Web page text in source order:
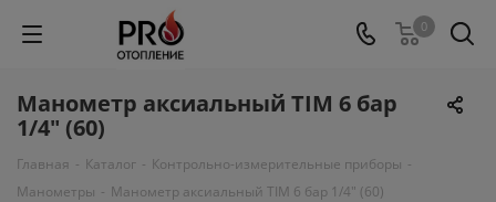
0
Манометр аксиальный TIM 6 бар
1/4" (60)
Главная - Каталог - Контрольно-измерительные приборы -
Манометры - Манометр аксиальный TIM 6 бар 1/4" (60)